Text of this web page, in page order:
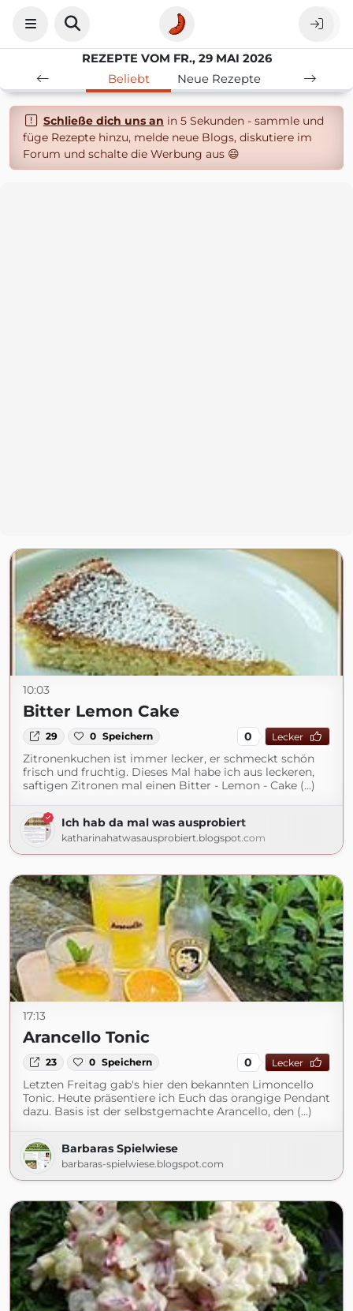
REZEPTE VOM FR., 29 MAI 2026
Beliebt
Neue Rezepte
Schließe dich uns an in 5 Sekunden - sammle und
füge Rezepte hinzu, melde neue Blogs, diskutiere im
Forum und schalte die Werbung aus 😄
10:03
Bitter Lemon Cake
29 0 Speichern 0 Lecker
Zitronenkuchen ist immer lecker, er schmeckt schön
frisch und fruchtig. Dieses Mal habe ich aus leckeren,
saftigen Zitronen mal einen Bitter - Lemon - Cake (...)
Ich hab da mal was ausprobiert
katharinahatwasausprobiert.blogspot.com
17:13
Arancello Tonic
23 0 Speichern 0 Lecker
Letzten Freitag gab's hier den bekannten Limoncello
Tonic. Heute präsentiere ich Euch das orangige Pendant
dazu. Basis ist der selbstgemachte Arancello, den (...)
Barbaras Spielwiese
barbaras-spielwiese.blogspot.com